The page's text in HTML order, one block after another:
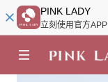
PINK LADY
立刻使用官方APP